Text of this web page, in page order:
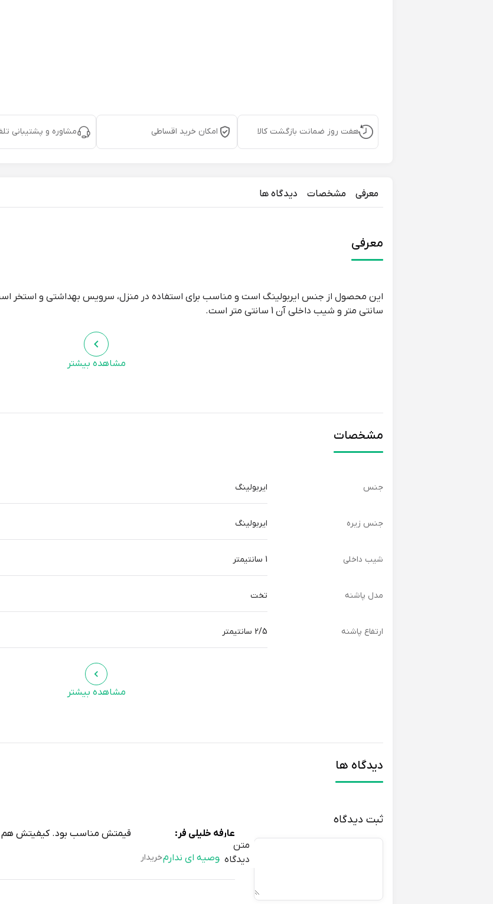
هفت روز ضمانت بازگشت کالا امکان خرید اقساطی مشاوره و پشتیبانی
معرفی مشخصات دیدگاه ها
معرفی
سانتی متر و شیب داخلی آن 1 سانتی متر است.
مشاهده بیشتر
مشخصات
جنس ایربولینگ
جنس زیره ایربولینگ
شیب داخلی 1 سانتیمتر
مدل پاشنه تخت
ارتفاع پاشنه 2/5 سانتیمتر
مشاهده بیشتر
دیدگاه ها
ثبت دیدگاه
متن
دیدگاه
عارفه خلیلی فر: قیمتش مناسب بود. کیفیتش
توصیه ای ندارمخریدار